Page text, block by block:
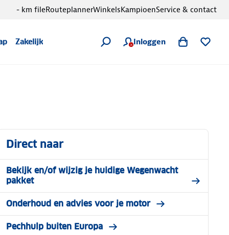
Zakelijk Inloggen
- km fileRouteplannerWinkelsKampioenService & contact
Direct naar
Bekijk en/of wijzig je huidige Wegenwacht
pakket
Onderhoud en advies voor je motor
Pechhulp buiten Europa